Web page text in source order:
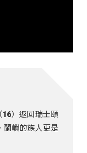
）返回瑞士頤
蘭嶼的族人更是